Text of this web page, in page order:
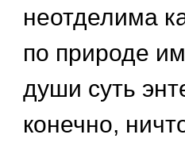
неотделима
по природе
души суть
конечно,